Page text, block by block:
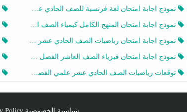
نموذج اجابة امتحان لغة فرنسية للصف الحادي عشر أدبي الفصل الثاني 2025-2026
نموذج اجابة امتحان المنهج الكامل كيمياء الصف الحادي عشر علمي الفصل الثاني 2025-2026
نموذج اجابة امتحان رياضيات الصف الحادي عشر علمي الفصل الثاني 2025-2026
نموذج اجابة امتحان فيزياء الصف العاشر الفصل الثاني 2025-2026
توقعات رياضيات الصف الحادي عشر علمي الفصل الثاني 2025-2026 أ عمرو فايز